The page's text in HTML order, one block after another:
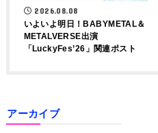
2026.08.08
いよいよ明日！BABYMETAL＆
METALVERSE出演
「LuckyFes’26」関連ポスト
アーカイブ